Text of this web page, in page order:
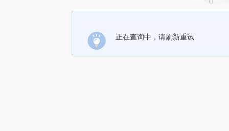
正在查询中，请刷新重试